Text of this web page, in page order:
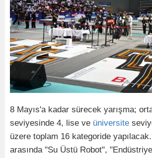
8 Mayıs'a kadar sürecek yarışma;
seviyesinde 4, lise ve üniversite
üzere toplam 16 kategoride
arasında "Su Üstü Robot",